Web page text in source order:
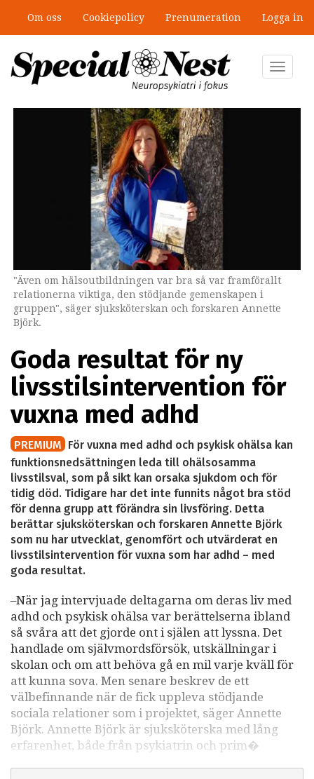
huvudinnehåll
Om oss Cookiepolicy Prenumeration Logga in
Toggle
"Även om hälsoutbildningen var bra så var framförallt
relationerna viktiga, den stödjande gemenskapen i
gruppen", säger sjuksköterskan och forskaren Annette
Björk.
Goda resultat för ny
livsstilsintervention för
vuxna med adhd
PREMIUM För vuxna med adhd och psykisk ohälsa kan
funktionsnedsättningen leda till ohälsosamma
livsstilsval, som på sikt kan orsaka sjukdom och för
tidig död. Tidigare har det inte funnits något bra stöd
för denna grupp att förändra sin livsföring. Detta
berättar sjuksköterskan och forskaren Annette Björk
som nu har utvecklat, genomfört och utvärderat en
livsstilsintervention för vuxna som har adhd – med
goda resultat.
–När jag intervjuade deltagarna om deras liv med
adhd och psykisk ohälsa var berättelserna ibland
så svåra att det gjorde ont i själen att lyssna. Det
handlade om självmordsförsök, utskällningar i
skolan och om att behöva gå en mil varje kväll för
att kunna sova. Men senare beskrev de ett
välbefinnande när de fick uppleva stödjande
sociala relationer som i projektet, säger Annette
Björk. Annette Björk är sjuksköterska med lång
erfarenhet, både från psykiatrin och prim�
Mobbning vid autism och adhd: 4